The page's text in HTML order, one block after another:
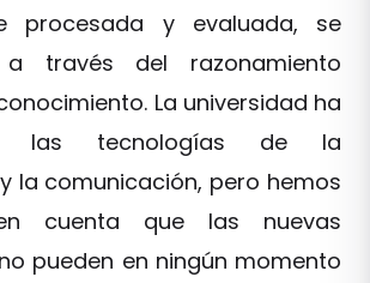
procesada y evaluada, se
a través del razonamiento
La universidad ha
las tecnologías de la
la comunicación, pero hemos
cuenta que las nuevas
pueden en ningún momento